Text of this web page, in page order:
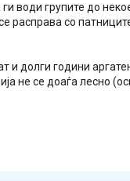
води групите до
расправа со
и долги години
не се доаѓа лесно